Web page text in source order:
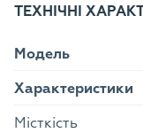
ТЕХНІЧНІ
Модель
Характеристики
Місткість